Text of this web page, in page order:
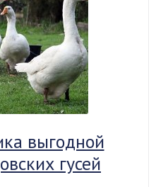
выгодной
гусей